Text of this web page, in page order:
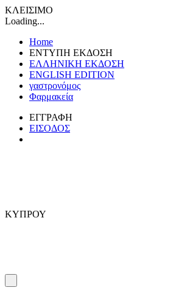
ΚΛΕΙΣΙΜΟ
Loading...
Home
ΕΝΤΥΠΗ ΕΚΔΟΣΗ
ΕΛΛΗΝΙΚΗ ΕΚΔΟΣΗ
ENGLISH EDITION
γαστρονόμος
Φαρμακεία
ΕΓΓΡΑΦΗ
ΕΙΣΟΔΟΣ
ΚΥΠΡΟΥ